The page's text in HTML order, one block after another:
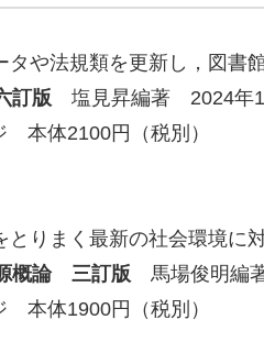
や法規類を更新し，図書
訂版 塩見昇編著 2024年
2100円（税別）
りまく最新の社会環境に
概論 三訂版 馬場俊明編
1900円（税別）